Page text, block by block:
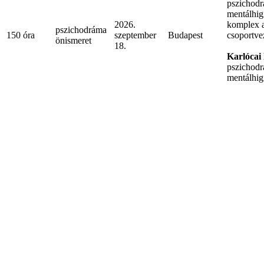
150 óra
pszichodráma
önismeret
2026.
szeptember
18.
Budapest
komplex
Karlócai